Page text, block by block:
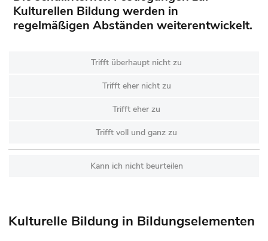
Kulturellen Bildung werden in
regelmäßigen Abständen weiterentwickelt.
Trifft überhaupt nicht zu
Trifft eher nicht zu
Trifft eher zu
Trifft voll und ganz zu
Kann ich nicht beurteilen
Kulturelle Bildung in Bildungselementen